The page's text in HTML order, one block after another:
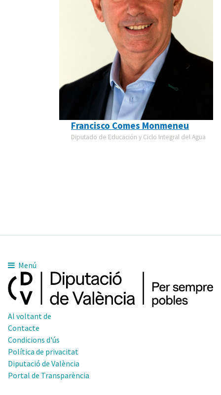
Francisco Comes Monmeneu
Diputado de Educación y Ciclo Integral del Agua
Menú
Al voltant de
Contacte
Condicions d'ús
Política de privacitat
Diputació de València
Portal de Transparència